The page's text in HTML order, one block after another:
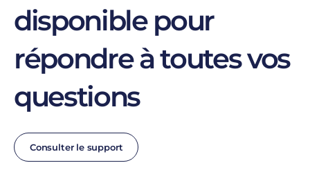
disponible pour
répondre à toutes vos
questions
Consulter le support